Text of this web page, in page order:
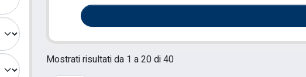
Mostrati risultati da 1 a 20 di 40